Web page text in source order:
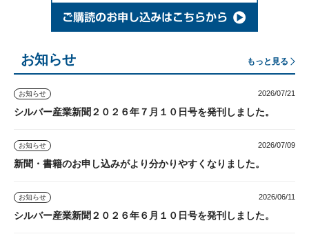
お知らせ もっと見る
お知らせ 2026/07/21
シルバー産業新聞２０２６年７月１０日号を発刊しました。
お知らせ 2026/07/09
新聞・書籍のお申し込みがより分かりやすくなりました。
お知らせ 2026/06/11
シルバー産業新聞２０２６年６月１０日号を発刊しました。